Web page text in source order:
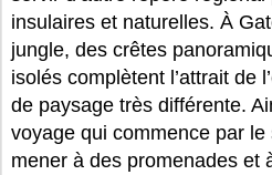
insulaires et naturelles. À
jungle, des crêtes
isolés complètent l’attrait de
de paysage très différente.
voyage qui commence par
mener à des promenades et